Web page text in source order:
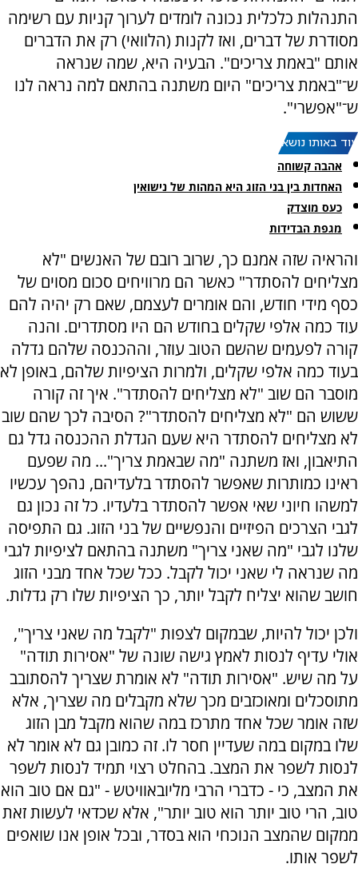
התנהלות כלכלית נכונה לומדים לערוך קניות עם רשימה
מסודרת של דברים, ואז לקנות (הלוואי) רק את הדברים
אותם "באמת צריכים". הבעיה היא, שמה שנראה
ש־"באמת צריכים" היום משתנה בהתאם למה נראה לנו
ש־"אפשרי".
עוד באותו נושא:
אהבה קשוחה
האחדות בין בני הזוג היא המהות של נישואין
כעס מוצדק
מגפת הבדידות
והראיה שזה אמנם כך, שרוב רובם של האנשים "לא
מצליחים להסתדר" כאשר הם מרוויחים סכום מסוים של
כסף מידי חודש, והם אומרים לעצמם, שאם רק יהיה להם
עוד כמה אלפי שקלים בחודש הם היו מסתדרים. והנה
קורה לפעמים שהשם הטוב עוזר, וההכנסה שלהם גדלה
בעוד כמה אלפי שקלים, ולמרות הציפיות שלהם, באופן לא
מוסבר הם שוב "לא מצליחים להסתדר". איך זה קורה
ששוש הם "לא מצליחים להסתדר"? הסיבה לכך שהם שוב
לא מצליחים להסתדר היא שעם הגדלת ההכנסה גדל גם
התיאבון, ואז משתנה "מה שבאמת צריך"... מה שפעם
ראינו כמותרות שאפשר להסתדר בלעדיהם, נהפך עכשיו
למשהו חיוני שאי אפשר להסתדר בלעדיו. כל זה נכון גם
לגבי הצרכים הפיזיים והנפשיים של בני הזוג. גם התפיסה
שלנו לגבי "מה שאני צריך" משתנה בהתאם לציפיות לגבי
מה שנראה לי שאני יכול לקבל. ככל שכל אחד מבני הזוג
חושב שהוא יצליח לקבל יותר, כך הציפיות שלו רק גדלות.
ולכן יכול להיות, שבמקום לצפות "לקבל מה שאני צריך",
אולי עדיף לנסות לאמץ גישה שונה של "אסירות תודה"
על מה שיש. "אסירות תודה" לא אומרת שצריך להסתובב
מתוסכלים ומאוכזבים מכך שלא מקבלים מה שצריך, אלא
שזה אומר שכל אחד מתרכז במה שהוא מקבל מבן הזוג
שלו במקום במה שעדיין חסר לו. זה כמובן גם לא אומר לא
לנסות לשפר את המצב. בהחלט רצוי תמיד לנסות לשפר
את המצב, כי - כדברי הרבי מליובאוויטש - "גם אם טוב הוא
טוב, הרי טוב יותר הוא טוב יותר", אלא שכדאי לעשות זאת
ממקום שהמצב הנוכחי הוא בסדר, ובכל אופן אנו שואפים
לשפר אותו.